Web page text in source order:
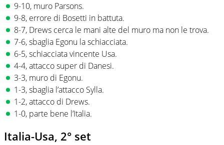
9-10, muro Parsons.
9-8, errore di Bosetti in battuta.
8-7, Drews cerca le mani alte del muro ma non le trova.
7-6, sbaglia Egonu la schiacciata.
6-5, schiacciata vincente Usa.
4-4, attacco super di Danesi.
3-3, muro di Egonu.
1-3, sbaglia l’attacco Sylla.
1-2, attacco di Drews.
1-0, parte bene l’Italia.
Italia-Usa, 2° set